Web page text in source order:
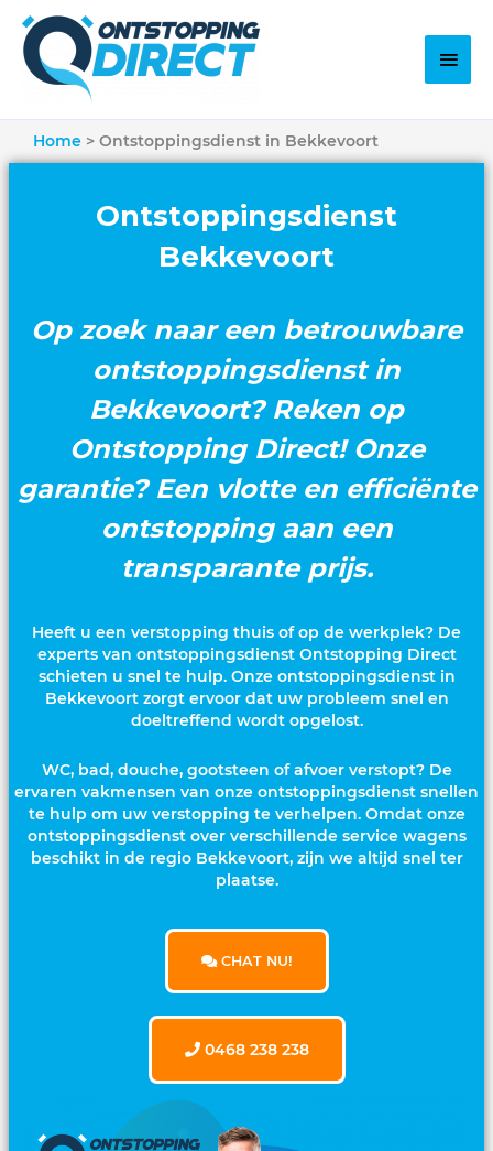
Home Ontstoppingsdienst in Bekkevoort
Ontstoppingsdienst
Bekkevoort
Op zoek naar een betrouwbare
ontstoppingsdienst in
Bekkevoort? Reken op
Ontstopping Direct! Onze
garantie? Een vlotte en efficiënte
ontstopping aan een
transparante prijs.
Heeft u een verstopping thuis of op de werkplek? De
experts van ontstoppingsdienst Ontstopping Direct
schieten u snel te hulp. Onze ontstoppingsdienst in
Bekkevoort zorgt ervoor dat uw probleem snel en
doeltreffend wordt opgelost.
WC, bad, douche, gootsteen of afvoer verstopt? De
ervaren vakmensen van onze ontstoppingsdienst snellen
te hulp om uw verstopping te verhelpen. Omdat onze
ontstoppingsdienst over verschillende service wagens
beschikt in de regio Bekkevoort, zijn we altijd snel ter
plaatse.
CHAT NU!
0468 238 238